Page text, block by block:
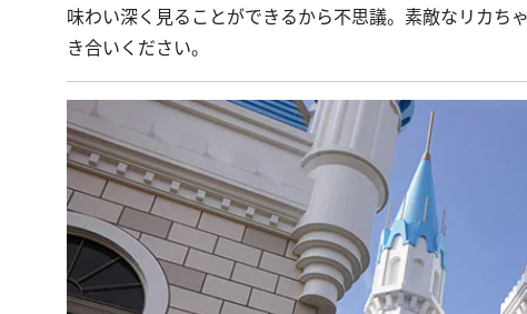
味わい深く見ることができるから不思議。素敵なリカち
き合いください。